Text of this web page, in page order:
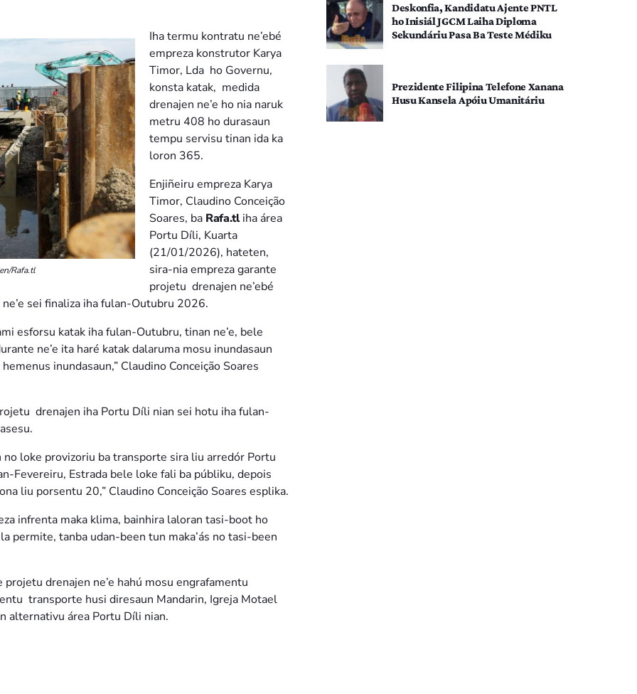
Rafa.tl
Iha termu kontratu ne’ebé
empreza konstrutor Karya
Timor, Lda ho Governu,
konsta katak, medida
drenajen ne’e ho nia naruk
metru 408 ho durasaun
tempu servisu tinan ida ka
loron 365.
Enjiñeiru empreza Karya
Timor, Claudino Conceição
Soares, ba Rafa.tliha área
Portu Díli, Kuarta
(21/01/2026), hateten,
sira-nia empreza garante
projetu drenajen ne’ebé
sei finaliza iha fulan-Outubru 2026.
esforsu katak iha fulan-Outubru, tinan ne’e, bele
ne’e ita haré katak dalaruma mosu inundasaun
inundasaun,” Claudino Conceição Soares
drenajen iha Portu Díli nian sei hotu iha fulan-
no loke provizoriu ba transporte sira liu arredór Portu
Fevereiru, Estrada bele loke fali ba públiku, depois
liu porsentu 20,” Claudino Conceição Soares esplika.
infrenta maka klima, bainhira laloran tasi-boot ho
permite, tanba udan-been tun maka’ás no tasi-been
drenajen ne’e hahú mosu engrafamentu
transporte husi diresaun Mandarin, Igreja Motael
alternativu área Portu Díli nian.
Deskonfia, Kandidatu Ajente PNTL
ho Inisiál JGCM Laiha Diploma
Sekundáriu Pasa Ba Teste Médiku
Prezidente Filipina Telefone Xanana
Husu Kansela Apóiu Umanitáriu